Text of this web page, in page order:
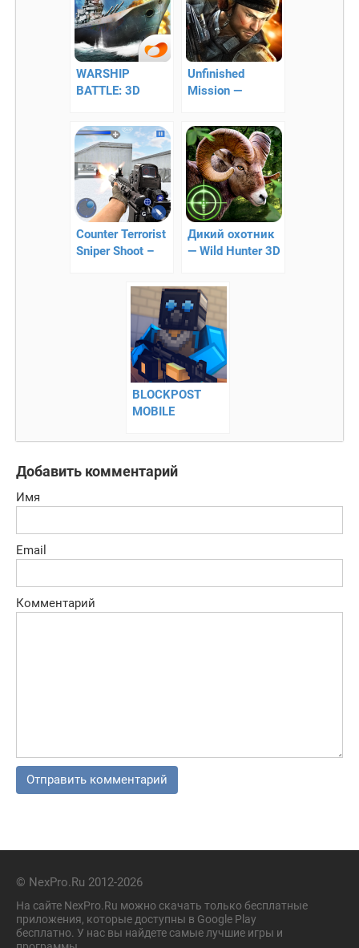
WARSHIP
BATTLE: 3D
военные силы
на тропе
сражения
Unfinished
Mission —
миссия
Counter Terrorist
Sniper Shoot –
терроризмом
Дикий охотник
— Wild Hunter 3D
BLOCKPOST
MOBILE
Добавить комментарий
Имя
Email
Комментарий
© NexPro.Ru 2012-2026
На сайте NexPro.Ru можно скачать только бесплатные
приложения, которые доступны в Google Play
бесплатно. У нас вы найдете самые лучшие игры и